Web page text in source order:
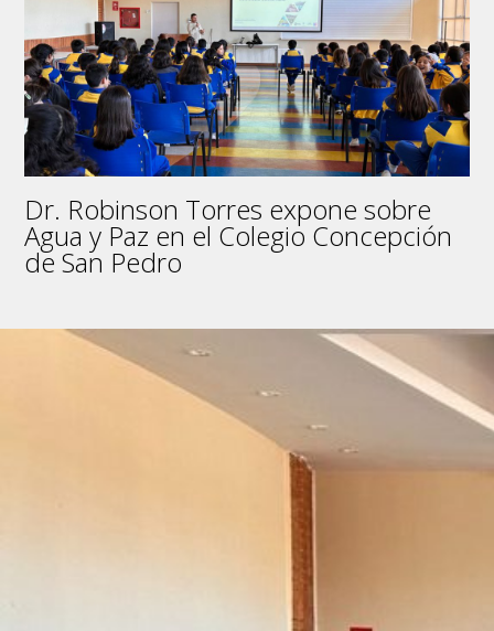
Participaron
el
Primer
Feminario
de
la
UdeC
Dr. Robinson Torres expone sobre
Agua y Paz en el Colegio Concepción
de San Pedro